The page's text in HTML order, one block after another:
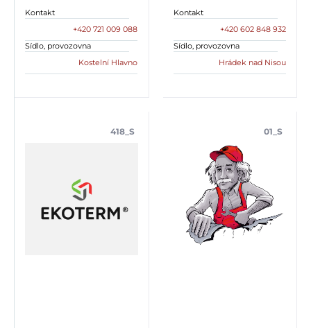
Kontakt
+420 721 009 088
Sídlo, provozovna
Kostelní Hlavno
Kontakt
+420 602 848 932
Sídlo, provozovna
Hrádek nad Nisou
418_S 01_S